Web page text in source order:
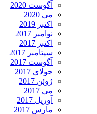
آگوست 2020
می 2020
اکتبر 2019
نوامبر 2017
اکتبر 2017
سپتامبر 2017
آگوست 2017
جولای 2017
ژوئن 2017
می 2017
آوریل 2017
مارس 2017